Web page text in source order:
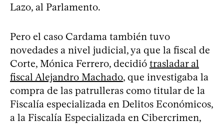
Lazo, al Parlamento.
Pero el caso Cardama también tuvo
novedades a nivel judicial, ya que la fiscal de
Corte, Mónica Ferrero, decidió trasladar al
fiscal Alejandro Machado, que investigaba la
compra de las patrulleras como titular de la
Fiscalía especializada en Delitos Económicos,
a la Fiscalía Especializada en Cibercrimen,